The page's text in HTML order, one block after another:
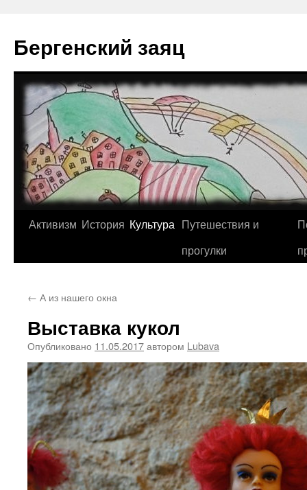
содержимому
Бергенский заяц
Активизм История Культура Путешествия и
прогулки
← А из нашего окна
Выставка кукол
Опубликовано 11.05.2017автором Lubava